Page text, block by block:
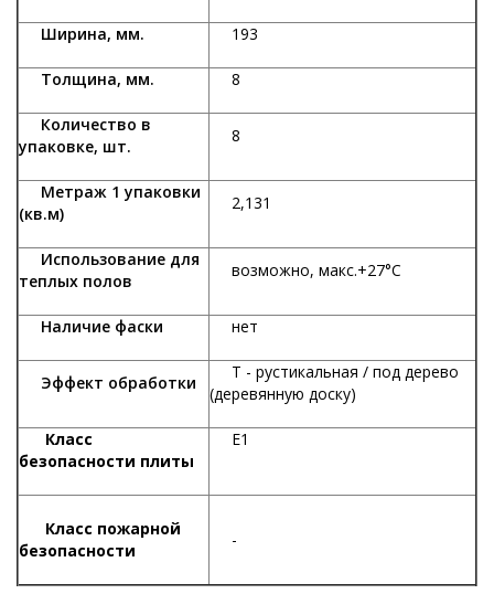
Ширина, мм. 193
Толщина, мм. 8
Количество в
упаковке, шт.
8
Метраж 1 упаковки
(кв.м)
2,131
Использование для
теплых полов
возможно, макс.+27°С
Наличие фаски нет
Эффект обработки
Т - рустикальная / под дерево
(деревянную доску)
Класс
безопасности плиты
Е1
Класс пожарной
безопасности
-